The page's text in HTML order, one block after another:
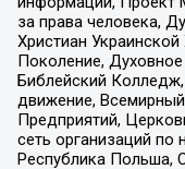
за права человека,
Христиан
Поколение,
Библейский
движение, Всемирный
Предприятий,
сеть организаций
Республика